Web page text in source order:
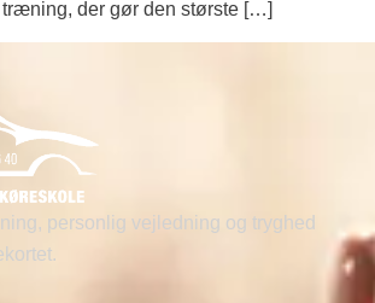
træning, der gør den største […]
personlig vejledning og tryghed